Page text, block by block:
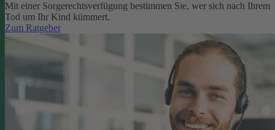
Mit einer Sorgerechtsverfügung bestimmen Sie, wer sich nach Ihrem
Tod um Ihr Kind kümmert.
Zum Ratgeber